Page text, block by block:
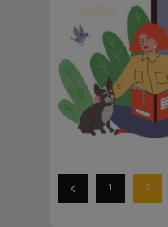
1 2